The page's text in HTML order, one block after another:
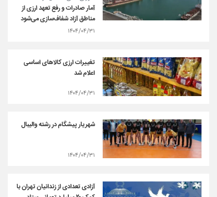
آمار صادرات و رفع تعهد ارزی از
مناطق آزاد شفاف‌سازی می‌شود
۱۴۰۴/۰۴/۳۱
تغییرات ارزی کالاهای اساسی
اعلام شد
۱۴۰۴/۰۴/۳۱
شهریار پیشگام در رشته والیبال
۱۴۰۴/۰۴/۳۱
آزادی تعدادی از زندانیان تهران با